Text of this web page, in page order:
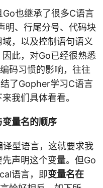
也继承了很多C语言
明、行尾分号、代码块
，以及控制语句语义
此，对Go已经很熟悉
码习惯的影响，往往
了Gopher学习C语言
我们具体看看。
量名的顺序
型语言，这就要求我
声明这个变量。但Go
语言，即变量名在